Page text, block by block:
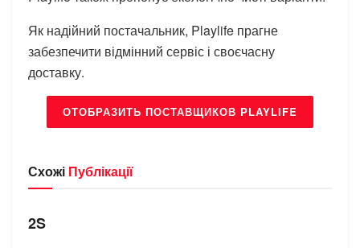
Як надійний постачальник, Playlife прагне
забезпечити відмінний сервіс і своєчасну
доставку.
ОТОБРАЗИТЬ ПОСТАВЩИКОВ PLAYLIFE
Схожі Публікації
БРЕНДИ
2S